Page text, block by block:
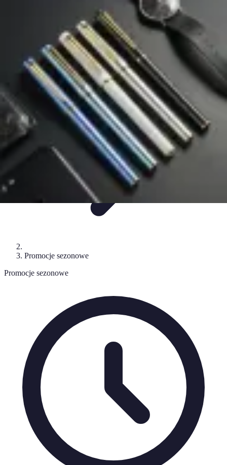
Porady TrendyPoradnikiZakupy i promocje
Mega Promocje
Promocje sezonowe
Promocje sezonowe